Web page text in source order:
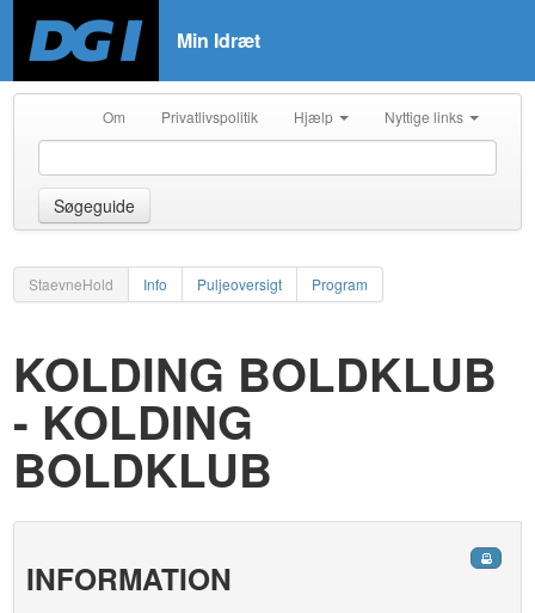
Min Idræt
Om Privatlivspolitik Hjælp Nyttige links
Søgeguide
StaevneHold Info Puljeoversigt Program
KOLDING BOLDKLUB
- KOLDING
BOLDKLUB
INFORMATION